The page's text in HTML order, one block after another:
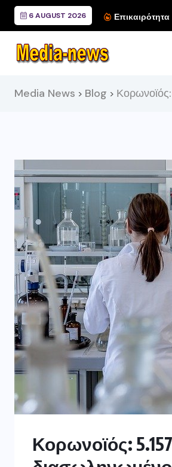
6 AUGUST 2026 Επικαιρότητα
Media News > Blog >
Κορωνοϊός: